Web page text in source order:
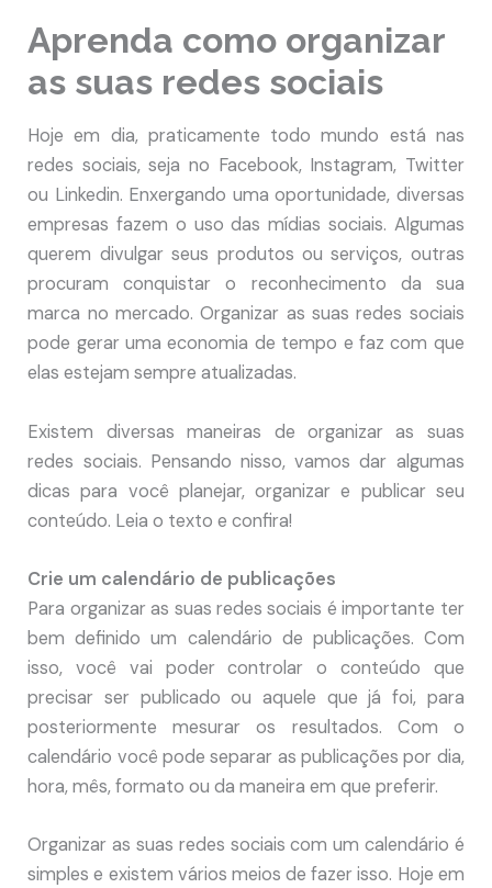
Aprenda como organizar
as suas redes sociais
Hoje em dia, praticamente todo mundo está nas
redes sociais, seja no Facebook, Instagram, Twitter
ou Linkedin. Enxergando uma oportunidade, diversas
empresas fazem o uso das mídias sociais. Algumas
querem divulgar seus produtos ou serviços, outras
procuram conquistar o reconhecimento da sua
marca no mercado. Organizar as suas redes sociais
pode gerar uma economia de tempo e faz com que
elas estejam sempre atualizadas.
Existem diversas maneiras de organizar as suas
redes sociais. Pensando nisso, vamos dar algumas
dicas para você planejar, organizar e publicar seu
conteúdo. Leia o texto e confira!
Crie um calendário de publicações
Para organizar as suas redes sociais é importante ter
bem definido um calendário de publicações. Com
isso, você vai poder controlar o conteúdo que
precisar ser publicado ou aquele que já foi, para
posteriormente mesurar os resultados. Com o
calendário você pode separar as publicações por dia,
hora, mês, formato ou da maneira em que preferir.
Organizar as suas redes sociais com um calendário é
simples e existem vários meios de fazer isso. Hoje em